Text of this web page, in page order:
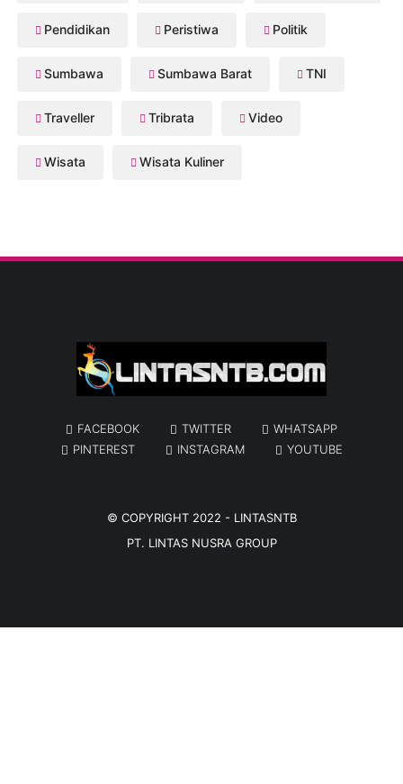
Pendidikan Peristiwa Politik
Sumbawa Sumbawa Barat TNI
Traveller Tribrata Video
Wisata Wisata Kuliner
FACEBOOK TWITTER
WHATSAPP
PINTEREST
INSTAGRAM YOUTUBE
© COPYRIGHT 2022 - LINTASNTB
PT. LINTAS NUSRA GROUP